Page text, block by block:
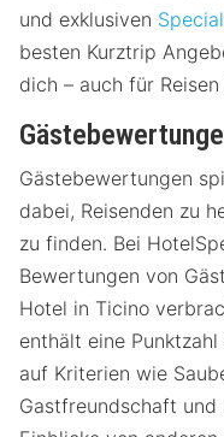
und exklusiven
besten Kurztrip
dich – auch für
Gästebewertungen
dabei, Reisenden zu
zu finden. Bei
Bewertungen von
Hotel in Ticino
enthält eine
auf Kriterien wie
Gastfreundschaft